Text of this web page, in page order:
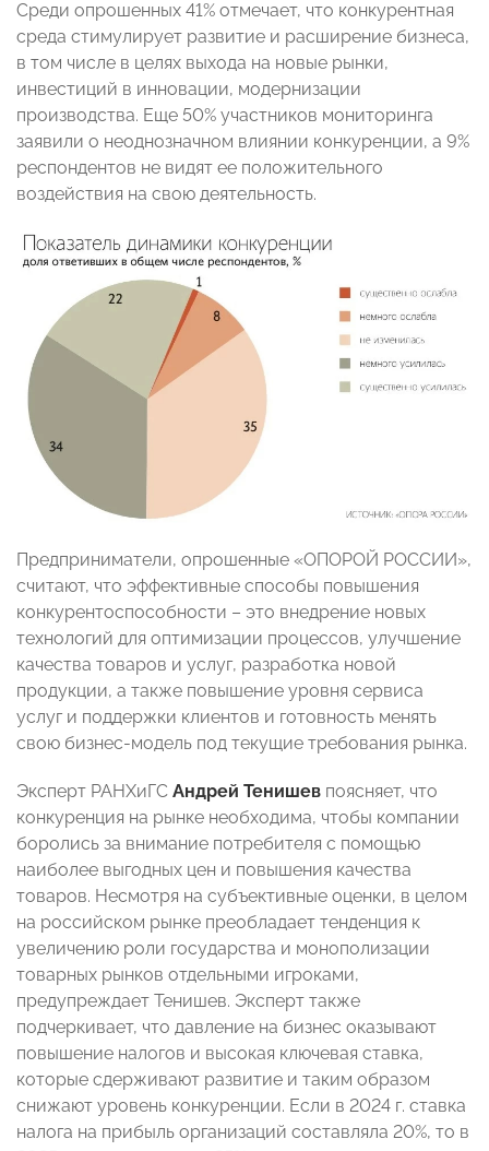
Среди опрошенных 41% отмечает, что конкурентная
среда стимулирует развитие и расширение бизнеса,
в том числе в целях выхода на новые рынки,
инвестиций в инновации, модернизации
производства. Еще 50% участников мониторинга
заявили о неоднозначном влиянии конкуренции, а 9%
респондентов не видят ее положительного
воздействия на свою деятельность.
Предприниматели, опрошенные «ОПОРОЙ РОССИИ»,
считают, что эффективные способы повышения
конкурентоспособности – это внедрение новых
технологий для оптимизации процессов, улучшение
качества товаров и услуг, разработка новой
продукции, а также повышение уровня сервиса
услуг и поддержки клиентов и готовность менять
свою бизнес-модель под текущие требования рынка.
Эксперт РАНХиГС Андрей Тенишев поясняет, что
конкуренция на рынке необходима, чтобы компании
боролись за внимание потребителя с помощью
наиболее выгодных цен и повышения качества
товаров. Несмотря на субъективные оценки, в целом
на российском рынке преобладает тенденция к
увеличению роли государства и монополизации
товарных рынков отдельными игроками,
предупреждает Тенишев. Эксперт также
подчеркивает, что давление на бизнес оказывают
повышение налогов и высокая ключевая ставка,
которые сдерживают развитие и таким образом
снижают уровень конкуренции. Если в 2024 г. ставка
налога на прибыль организаций составляла 20%, то в